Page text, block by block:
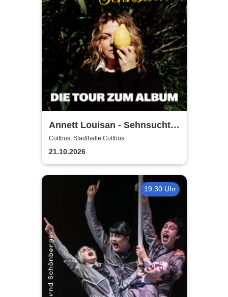
Annett Louisan - Sehnsucht -
Live 2026
Cottbus, Stadthalle Cottbus
21.10.2026
19:30 Uhr